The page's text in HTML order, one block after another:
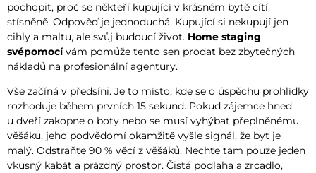
pochopit, proč se někteří kupující v krásném bytě cítí
stísněně. Odpověď je jednoduchá. Kupující si nekupují jen
cihly a maltu, ale svůj budoucí život. Home staging
svépomocívám pomůže tento sen prodat bez zbytečných
nákladů na profesionální agentury.
Vše začíná v předsíni. Je to místo, kde se o úspěchu prohlídky
rozhoduje během prvních 15 sekund. Pokud zájemce hned
u dveří zakopne o boty nebo se musí vyhýbat přeplněnému
věšáku, jeho podvědomí okamžitě vyšle signál, že byt je
malý. Odstraňte 90 % věcí z věšáků. Nechte tam pouze jeden
vkusný kabát a prázdný prostor. Čistá podlaha a zrcadlo,